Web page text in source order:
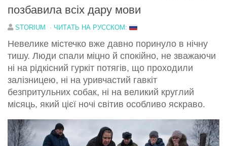
позбавила всіх дару мови
STORIUM · ЧИТАТЬ НА РУССКОМ:
Невелике містечко вже давно поринуло в нічну
тишу. Люди спали міцно й спокійно, не зважаючи
ні на рідкісний гуркіт потягів, що проходили
залізницею, ні на уривчастий гавкіт
безпритульних собак, ні на великий круглий
місяць, який цієї ночі світив особливо яскраво.